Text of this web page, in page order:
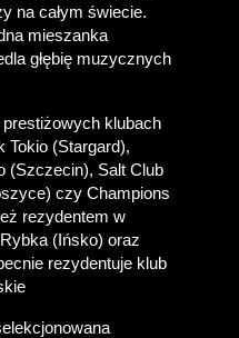
na całym świecie.
mieszanka
głębię muzycznych
klubach
Tokio (Stargard),
(Szczecin), Salt Club
czy Champions
rezydentem w
(Ińsko) oraz
rezydentuje klub